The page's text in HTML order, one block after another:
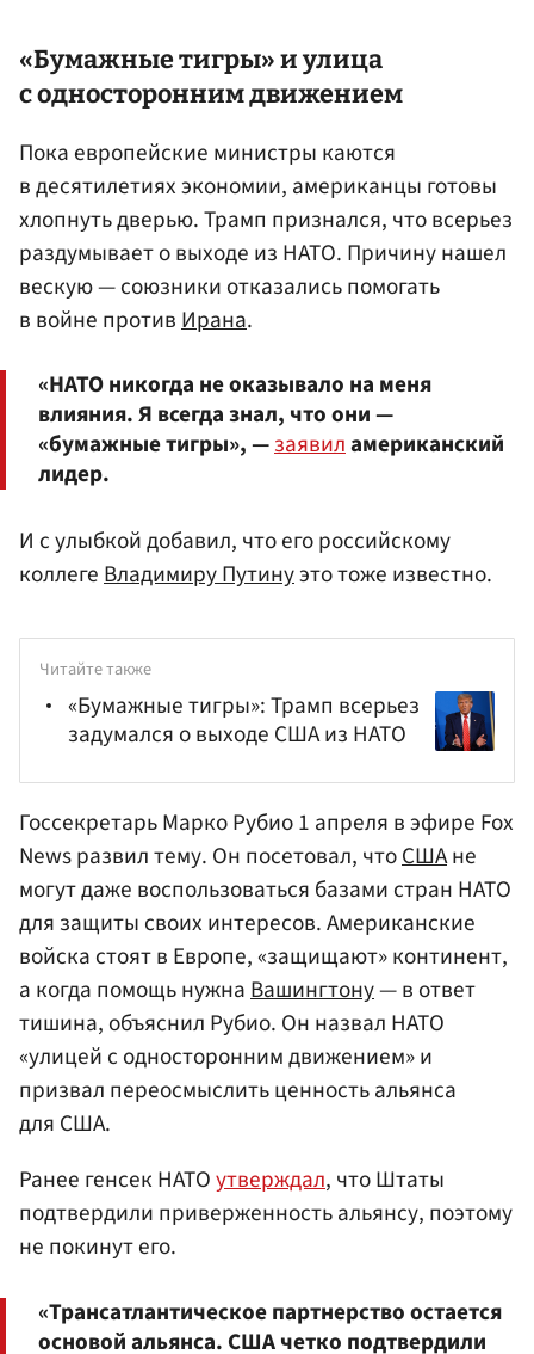
«Бумажные тигры» и улица
с односторонним движением
Пока европейские министры каются
в десятилетиях экономии, американцы готовы
хлопнуть дверью. Трамп признался, что всерьез
раздумывает о выходе из НАТО. Причину нашел
вескую — союзники отказались помогать
в войне против Ирана.
«НАТО никогда не оказывало на меня
влияния. Я всегда знал, что они —
«бумажные тигры», —заявиламериканский
лидер.
И с улыбкой добавил, что его российскому
коллегеВладимиру Путинуэто тоже известно.
Читайте также
«Бумажные тигры»: Трамп всерьез
задумался о выходе США из НАТО
Госсекретарь Марко Рубио 1 апреля в эфире Fox
News развил тему. Он посетовал, чтоСШАне
могут даже воспользоваться базами стран НАТО
для защиты своих интересов. Американские
войска стоят в Европе, «защищают» континент,
а когда помощь нужнаВашингтону— в ответ
тишина, объяснил Рубио. Он назвал НАТО
«улицей с односторонним движением» и
призвал переосмыслить ценность альянса
для США.
Ранее генсек НАТОутверждал, что Штаты
подтвердили приверженность альянсу, поэтому
не покинут его.
«Трансатлантическое партнерство остается
основой альянса. США четко подтвердили